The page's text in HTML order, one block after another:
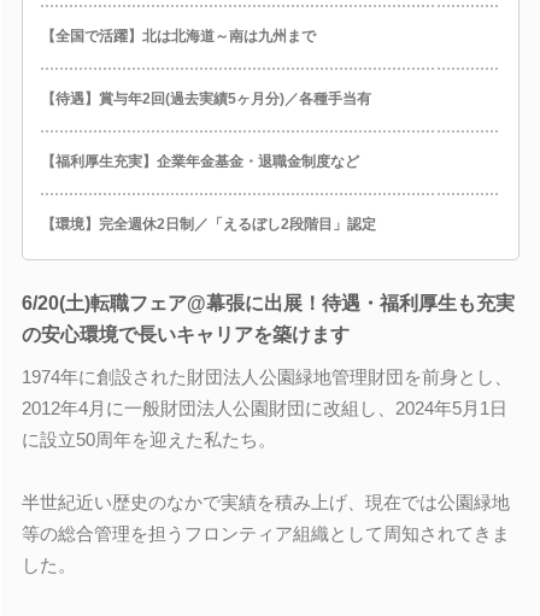
【全国で活躍】北は北海道～南は九州まで
【待遇】賞与年2回(過去実績5ヶ月分)／各種手当有
【福利厚生充実】企業年金基金・退職金制度など
【環境】完全週休2日制／「えるぼし2段階目」認定
6/20(土)転職フェア@幕張に出展！待遇・福利厚生も充実
の安心環境で長いキャリアを築けます
1974年に創設された財団法人公園緑地管理財団を前身とし、
2012年4月に一般財団法人公園財団に改組し、2024年5月1日
に設立50周年を迎えた私たち。
半世紀近い歴史のなかで実績を積み上げ、現在では公園緑地
等の総合管理を担うフロンティア組織として周知されてきま
した。